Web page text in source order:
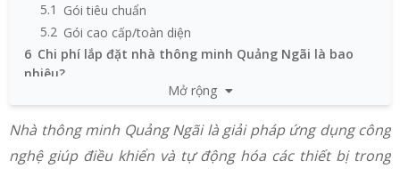
5.1 Gói tiêu chuẩn
5.2 Gói cao cấp/toàn diện
6 Chi phí lắp đặt nhà thông minh Quảng Ngãi là bao
nhiêu?
Quy trình lắp đặt nhà thông minh Quảng Ngãi tại Anh
8
Mua và lắp đặt thiết bị Smarthome Quảng Ngãi uy tín
tại Anh Đức
Mở rộng
Nhà thông minh Quảng Ngãi là giải pháp ứng dụng công
nghệ giúp điều khiển và tự động hóa các thiết bị trong